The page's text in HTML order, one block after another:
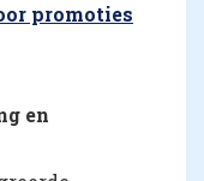
promoties
en